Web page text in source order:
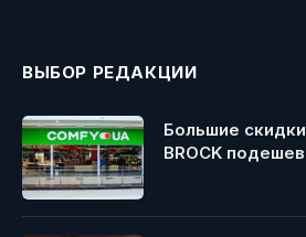
ВЫБОР РЕДАКЦИИ
Большие
BROCK